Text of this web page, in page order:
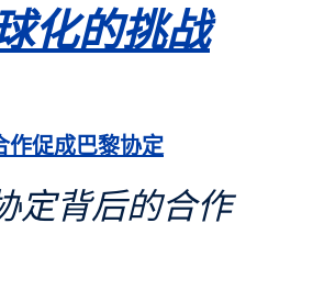
化的挑战
作促成巴黎协定
定背后的合作